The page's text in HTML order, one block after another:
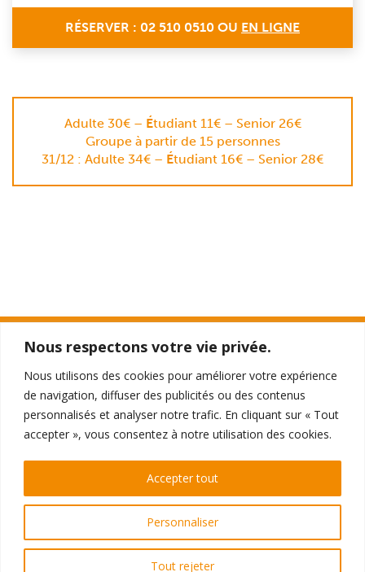
Nous respectons votre vie privée.
Nous utilisons des cookies pour améliorer votre expérience
de navigation, diffuser des publicités ou des contenus
personnalisés et analyser notre trafic. En cliquant sur « Tout
accepter », vous consentez à notre utilisation des cookies.
Personnaliser
Tout rejeter
Accepter tout
RÉSERVER : 02 510 0510 OU EN LIGNE
Adulte 30€ – Étudiant 11€ – Senior 26€
Groupe à partir de 15 personnes
31/12 : Adulte 34€ – Étudiant 16€ – Senior 28€
396 - 398 Galeries de la Toison d'Or
1050 Ixelles
RÉSERVATIONS
Par téléphone au 02 510 0510
ou